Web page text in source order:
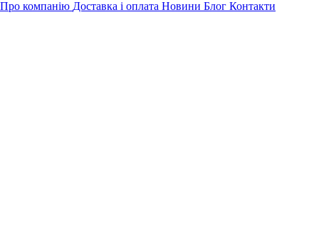
Про компанію Доставка і оплата Новини Блог Контакти